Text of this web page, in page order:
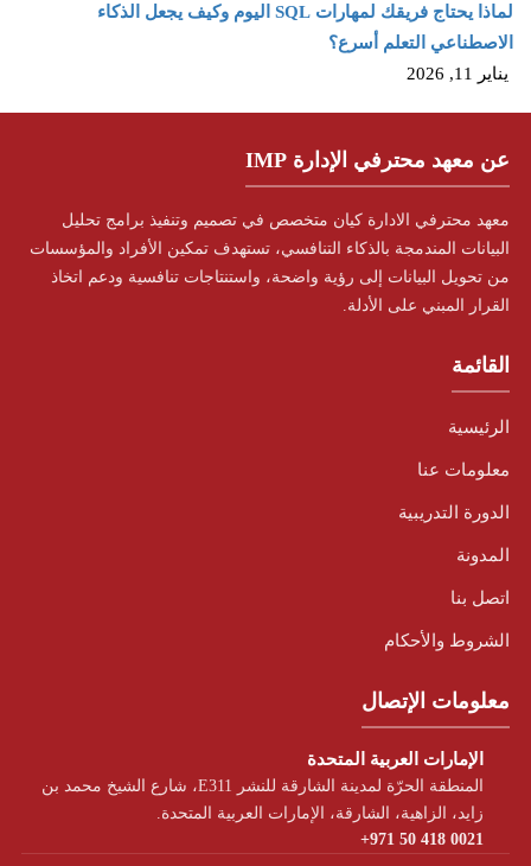
لماذا يحتاج فريقك لمهارات SQL اليوم وكيف يجعل الذكاء
الاصطناعي التعلم أسرع؟
يناير 11, 2026
عن معهد محترفي الإدارة IMP
معهد محترفي الادارة كيان متخصص في تصميم وتنفيذ برامج تحليل
البيانات المندمجة بالذكاء التنافسي، تستهدف تمكين الأفراد والمؤسسات
من تحويل البيانات إلى رؤية واضحة، واستنتاجات تنافسية ودعم اتخاذ
القرار المبني على الأدلة.
القائمة
الرئيسية
معلومات عنا
الدورة التدريبية
المدونة
اتصل بنا
الشروط والأحكام
معلومات الإتصال
الإمارات العربية المتحدة
المنطقة الحرّة لمدينة الشارقة للنشر E311، شارع الشيخ محمد بن
زايد، الزاهية، الشارقة، الإمارات العربية المتحدة.
+971 50 418 0021